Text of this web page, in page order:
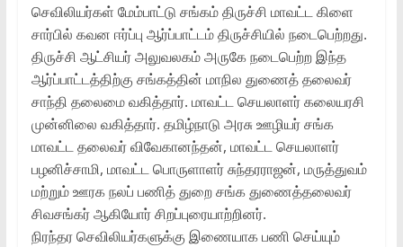
செவிலியர்கள் மேம்பாட்டு சங்கம் திருச்சி மாவட்ட கிளை
சார்பில் கவன ஈர்ப்பு ஆர்ப்பாட்டம் திருச்சியில் நடைபெற்றது.
திருச்சி ஆட்சியர் அலுவலகம் அருகே நடைபெற்ற இந்த
ஆர்ப்பாட்டத்திற்கு சங்கத்தின் மாநில துணைத் தலைவர்
சாந்தி தலைமை வகித்தார். மாவட்ட செயலாளர் கலையரசி
முன்னிலை வகித்தார். தமிழ்நாடு அரசு ஊழியர் சங்க
மாவட்ட தலைவர் விவேகானந்தன், மாவட்ட செயலாளர்
பழனிச்சாமி, மாவட்ட பொருளாளர் சுந்தரராஜன், மருத்துவம்
மற்றும் ஊரக நலப் பணித் துறை சங்க துணைத்தலைவர்
சிவசங்கர் ஆகியோர் சிறப்புரையாற்றினர்.
நிரந்தர செவிலியர்களுக்கு இணையாக பணி செய்யும்